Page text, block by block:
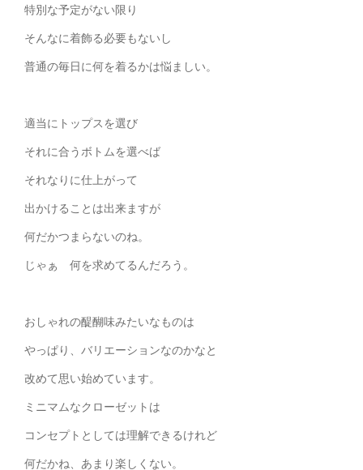
特別な予定がない限り
そんなに着飾る必要もないし
普通の毎日に何を着るかは悩ましい。
適当にトップスを選び
それに合うボトムを選べば
それなりに仕上がって
出かけることは出来ますが
何だかつまらないのね。
じゃぁ 何を求めてるんだろう。
おしゃれの醍醐味みたいなものは
やっぱり、バリエーションなのかなと
改めて思い始めています。
ミニマムなクローゼットは
コンセプトとしては理解できるけれど
何だかね、あまり楽しくない。